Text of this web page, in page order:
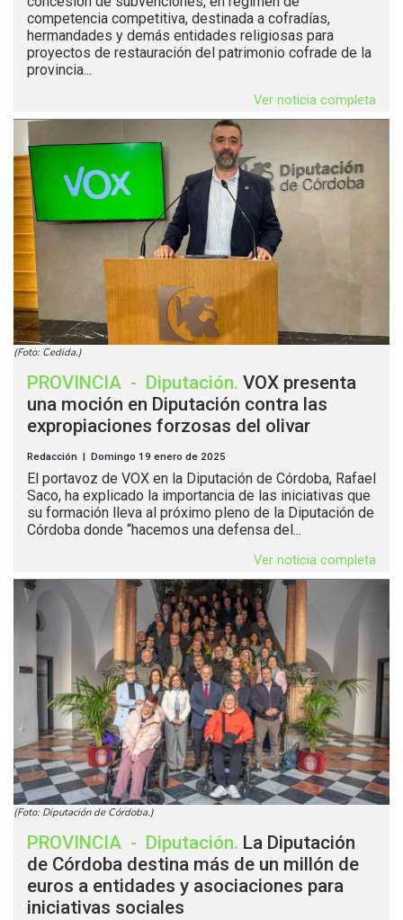
competencia competitiva, destinada a cofradías,
hermandades y demás entidades religiosas para
proyectos de restauración del patrimonio cofrade de la
provincia...
Ver noticia completa
(Foto: Cedida.)
PROVINCIA - Diputación. VOX presenta
una moción en Diputación contra las
expropiaciones forzosas del olivar
Redacción | Domingo 19 enero de 2025
El portavoz de VOX en la Diputación de Córdoba, Rafael
Saco, ha explicado la importancia de las iniciativas que
su formación lleva al próximo pleno de la Diputación de
Córdoba donde “hacemos una defensa del...
Ver noticia completa
(Foto: Diputación de Córdoba.)
PROVINCIA - Diputación. La Diputación
de Córdoba destina más de un millón de
euros a entidades y asociaciones para
iniciativas sociales